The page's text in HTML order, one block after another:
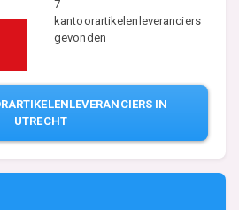
7
kantoorartikelenleveranciers
gevonden
IN
UTRECHT